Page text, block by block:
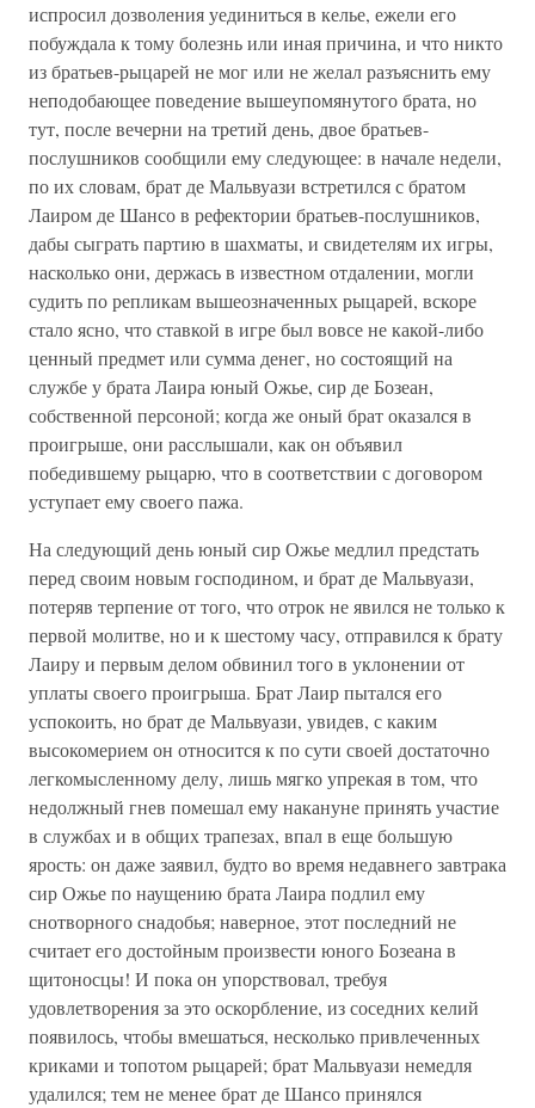
испросил дозволения уединиться в келье, ежели его
побуждала к тому болезнь или иная причина, и что никто
из братьев-рыцарей не мог или не желал разъяснить ему
неподобающее поведение вышеупомянутого брата, но
тут, после вечерни на третий день, двое братьев-
послушников сообщили ему следующее: в начале недели,
по их словам, брат де Мальвуази встретился с братом
Лаиром де Шансо в рефектории братьев-послушников,
дабы сыграть партию в шахматы, и свидетелям их игры,
насколько они, держась в известном отдалении, могли
судить по репликам вышеозначенных рыцарей, вскоре
стало ясно, что ставкой в игре был вовсе не какой-либо
ценный предмет или сумма денег, но состоящий на
службе у брата Лаира юный Ожье, сир де Бозеан,
собственной персоной; когда же оный брат оказался в
проигрыше, они расслышали, как он объявил
победившему рыцарю, что в соответствии с договором
уступает ему своего пажа.
На следующий день юный сир Ожье медлил предстать
перед своим новым господином, и брат де Мальвуази,
потеряв терпение от того, что отрок не явился не только к
первой молитве, но и к шестому часу, отправился к брату
Лаиру и первым делом обвинил того в уклонении от
уплаты своего проигрыша. Брат Лаир пытался его
успокоить, но брат де Мальвуази, увидев, с каким
высокомерием он относится к по сути своей достаточно
легкомысленному делу, лишь мягко упрекая в том, что
недолжный гнев помешал ему накануне принять участие
в службах и в общих трапезах, впал в еще большую
ярость: он даже заявил, будто во время недавнего завтрака
сир Ожье по наущению брата Лаира подлил ему
снотворного снадобья; наверное, этот последний не
считает его достойным произвести юного Бозеана в
щитоносцы! И пока он упорствовал, требуя
удовлетворения за это оскорбление, из соседних келий
появилось, чтобы вмешаться, несколько привлеченных
криками и топотом рыцарей; брат Мальвуази немедля
удалился; тем не менее брат де Шансо принялся